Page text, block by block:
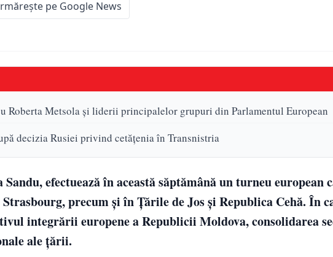
pe Google News
Roberta Metsola şi liderii principalelor grupuri din Parlamentul European
decizia Rusiei privind cetățenia în Transnistria
efectuează în această săptămână un turneu european
precum şi în Ţările de Jos şi Republica Cehă. În
integrării europene a Republicii Moldova, consolidarea
ale ţării.